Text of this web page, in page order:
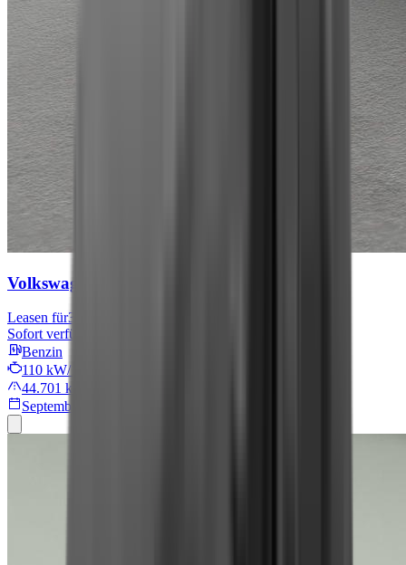
Volkswagen Tiguan
Leasen für301 € mtl.
Sofort verfügbar
Benzin
110 kW/149 PS
44.701 km
September 2024